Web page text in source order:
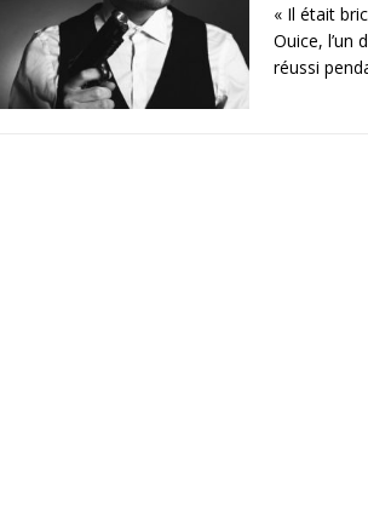
« Il était
Ouice, l’un
réussi